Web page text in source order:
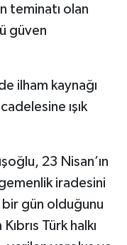
teminatı olan
güven
ilham kaynağı
ışık
23 Nisan’ın
iradesini
gün olduğunu
Türk halkı